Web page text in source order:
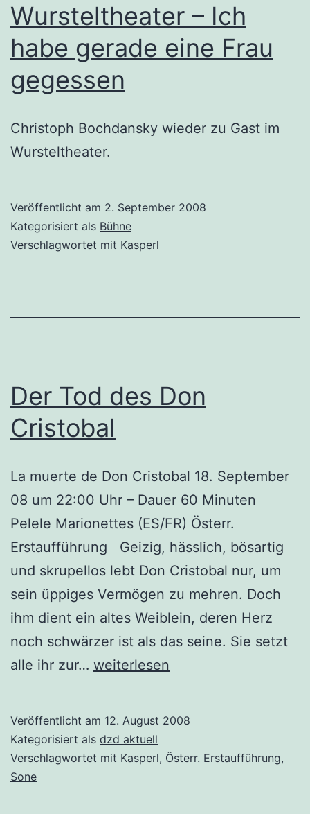
Wursteltheater – Ich
habe gerade eine Frau
gegessen
Christoph Bochdansky wieder zu Gast im
Wursteltheater.
Veröffentlicht am 2. September 2008
Kategorisiert als Bühne
Verschlagwortet mit Kasperl
Der Tod des Don
Cristobal
La muerte de Don Cristobal 18. September
08 um 22:00 Uhr – Dauer 60 Minuten
Pelele Marionettes (ES/FR) Österr.
Erstaufführung Geizig, hässlich, bösartig
und skrupellos lebt Don Cristobal nur, um
sein üppiges Vermögen zu mehren. Doch
ihm dient ein altes Weiblein, deren Herz
noch schwärzer ist als das seine. Sie setzt
alle ihr zur… Der
Don
Cristobal
weiterlesen
Veröffentlicht am 12. August 2008
Kategorisiert als dzd aktuell
Verschlagwortet mit Kasperl, Österr. Erstaufführung,
Sone